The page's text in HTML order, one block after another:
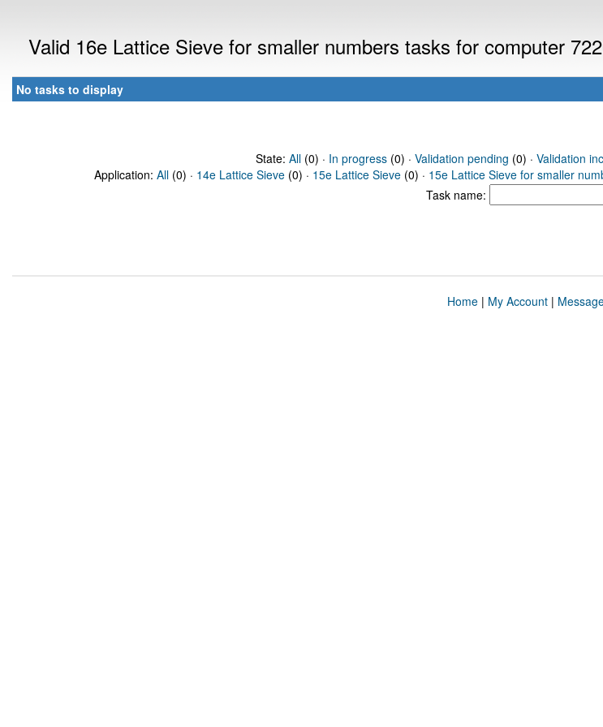
Valid 16e Lattice Sieve for smaller numbers tasks for computer
No tasks to display
State: All(0) · In progress(0) · Validation pending (0) · Validation
Application: All (0) · 14e Lattice Sieve (0) · 15e Lattice Sieve (0) · 15e Lattice Sieve for smaller
Task name:
Home| My Account|